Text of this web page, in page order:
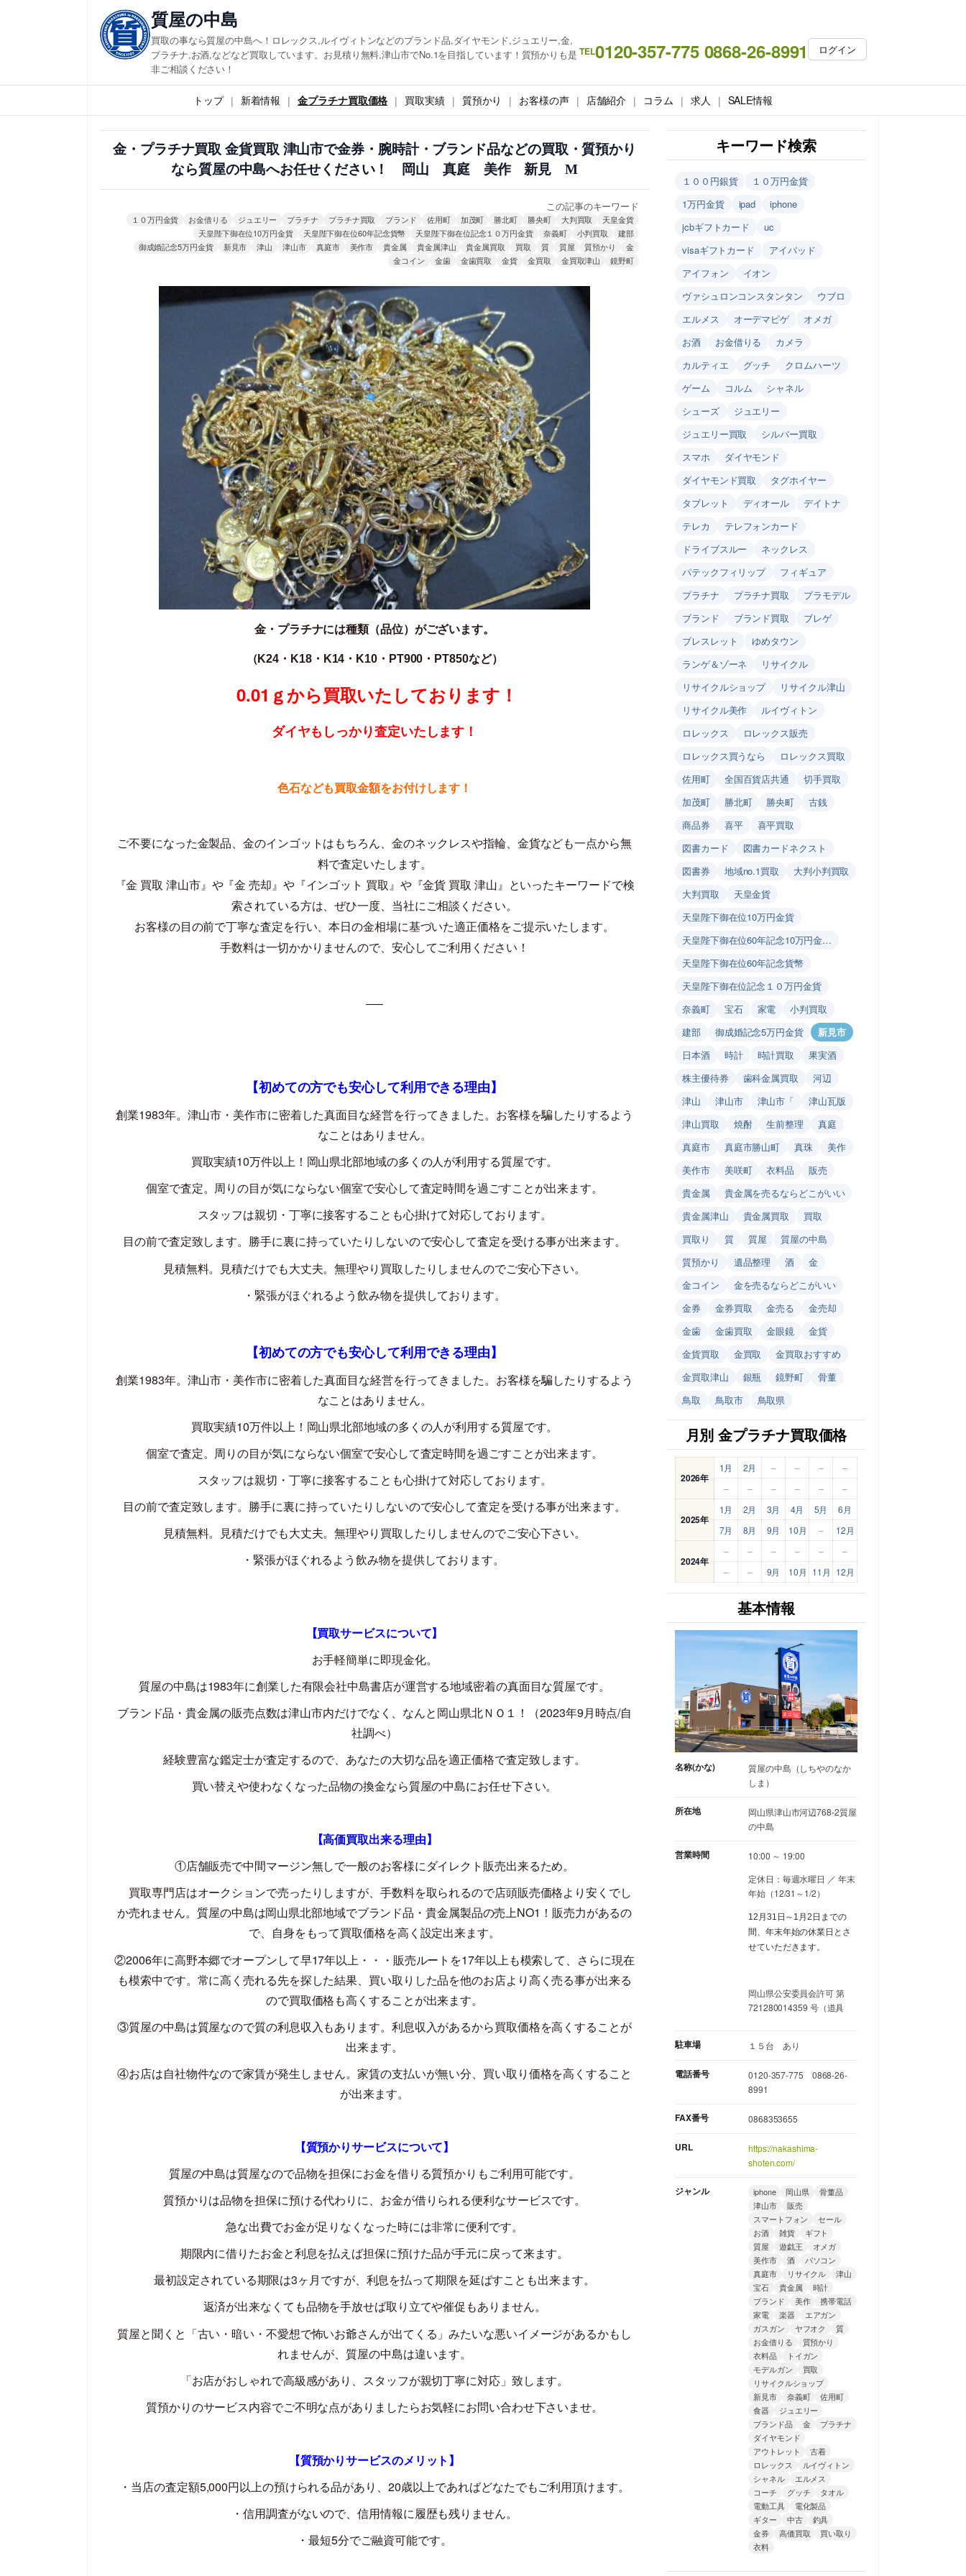
ッ
質屋の中島
買取の事なら質屋の中島へ！ロレックス,ルイヴィトンなどのブランド品,ダイヤモンド,ジュエリー,金,
プラチナ,お酒,などなど買取しています。お見積り無料,津山市でNo.1を目指しています！質預かりも是
非ご相談ください！
TEL0120-357-775 0868-26-8991 ログイン
トップ 新着情報 金プラチナ買取価格 買取実績 質預かり お客様の声 店舗紹介 コラム 求人 SALE情報
金・プラチナ買取 金貨買取 津山市で金券・腕時計・ブランド品などの買取・質預かり
なら質屋の中島へお任せください！ 岡山 真庭 美作 新見 M
この記事のキーワード
１０万円金貨 お金借りる ジュエリー プラチナ プラチナ買取 ブランド 佐用町 加茂町 勝北町 勝央町 大判買取
天皇金貨
天皇陛下御在位10万円金貨
天皇陛下御在位60年記念貨幣 天皇陛下御在位記念１０万円金貨 奈義町 小判買取
建部
御成婚記念5万円金貨
新見市 津山 津山市 真庭市 美作市 貴金属 貴金属津山 貴金属買取 買取 質 質屋 質預かり
金
金コイン
金歯 金歯買取 金貨 金買取 金買取津山 鏡野町
金・プラチナには種類（品位）がございます。
（K24・K18・K14・K10・PT900・PT850など）
0.01ｇから買取いたしております！
ダイヤもしっかり査定いたします！
色石なども買取金額をお付けします！
ご不要になった金製品、金のインゴットはもちろん、金のネックレスや指輪、金貨なども一点から無
料で査定いたします。
『金 買取 津山市』や『金 売却』や『インゴット 買取』や『金貨 買取 津山』といったキーワードで検
索されている方は、ぜひ一度、当社にご相談ください。
お客様の目の前で丁寧な査定を行い、本日の金相場に基づいた適正価格をご提示いたします。
手数料は一切かかりませんので、安心してご利用ください！
—–
【初めての方でも安心して利用できる理由】
創業1983年。津山市・美作市に密着した真面目な経営を行ってきました。お客様を騙したりするよう
なことはありません。
買取実績10万件以上！岡山県北部地域の多くの人が利用する質屋です。
個室で査定。周りの目が気にならない個室で安心して査定時間を過ごすことが出来ます。
スタッフは親切・丁寧に接客することも心掛けて対応しております。
目の前で査定致します。勝手に裏に持っていたりしないので安心して査定を受ける事が出来ます。
見積無料。見積だけでも大丈夫。無理やり買取したりしませんのでご安心下さい。
・緊張がほぐれるよう飲み物を提供しております。
【初めての方でも安心して利用できる理由】
創業1983年。津山市・美作市に密着した真面目な経営を行ってきました。お客様を騙したりするよう
なことはありません。
買取実績10万件以上！岡山県北部地域の多くの人が利用する質屋です。
個室で査定。周りの目が気にならない個室で安心して査定時間を過ごすことが出来ます。
スタッフは親切・丁寧に接客することも心掛けて対応しております。
目の前で査定致します。勝手に裏に持っていたりしないので安心して査定を受ける事が出来ます。
見積無料。見積だけでも大丈夫。無理やり買取したりしませんのでご安心下さい。
・緊張がほぐれるよう飲み物を提供しております。
【買取サービスについて】
お手軽簡単に即現金化。
質屋の中島は1983年に創業した有限会社中島書店が運営する地域密着の真面目な質屋です。
ブランド品・貴金属の販売点数は津山市内だけでなく、なんと岡山県北ＮＯ１！（2023年9月時点/自
社調べ）
経験豊富な鑑定士が査定するので、あなたの大切な品を適正価格で査定致します。
買い替えや使わなくなった品物の換金なら質屋の中島にお任せ下さい。
【高価買取出来る理由】
①店舗販売で中間マージン無しで一般のお客様にダイレクト販売出来るため。
買取専門店はオークションで売ったりしますが、手数料を取られるので店頭販売価格より安くでし
か売れません。質屋の中島は岡山県北部地域でブランド品・貴金属製品の売上NO1 ！販売力があるの
で、自身をもって買取価格を高く設定出来ます。
②2006年に高野本郷でオープンして早17年以上・・・販売ルートを17年以上も模索して、さらに現在
も模索中です。常に高く売れる先を探した結果、買い取りした品を他のお店より高く売る事が出来る
ので買取価格も高くすることが出来ます。
③質屋の中島は質屋なので質の利息収入もあります。利息収入があるから買取価格を高くすることが
出来ます。
④お店は自社物件なので家賃が発生しません。家賃の支払いが無い分、買い取り価格を高くすること
が出来ます。
【質預かりサービスについて】
質屋の中島は質屋なので品物を担保にお金を借りる質預かりもご利用可能です。
質預かりは品物を担保に預ける代わりに、お金が借りられる便利なサービスです。
急な出費でお金が足りなくなった時には非常に便利です。
期限内に借りたお金と利息を払えば担保に預けた品が手元に戻って来ます。
最初設定されている期限は3ヶ月ですが、利息を払って期限を延ばすことも出来ます。
返済が出来なくても品物を手放せば取り立てや催促もありません。
質屋と聞くと「古い・暗い・不愛想で怖いお爺さんが出てくる」みたいな悪いイメージがあるかもし
れませんが、質屋の中島は違います。
「お店がおしゃれで高級感があり、スタッフが親切丁寧に対応」致します。
質預かりのサービス内容でご不明な点がありましたらお気軽にお問い合わせ下さいませ。
【質預かりサービスのメリット】
・当店の査定額5,000円以上の預けられる品があり、 20歳以上であればどなたでもご利用頂けます。
・信用調査がないので、信用情報に履歴も残りません。
・最短5分でご融資可能です。
キーワード検索
１００円銀貨
１０万円金貨
1万円金貨
ipad
iphone
jcbギフトカード
uc
visaギフトカード
アイパッド
アイフォン
イオン
ヴァシュロンコンスタンタン
ウブロ
エルメス
オーデマピゲ
オメガ
お酒
お金借りる
カメラ
カルティエ
グッチ
クロムハーツ
ゲーム
コルム
シャネル
シューズ
ジュエリー
ジュエリー買取
シルバー買取
スマホ
ダイヤモンド
ダイヤモンド買取
タグホイヤー
タブレット
ディオール
デイトナ
テレカ
テレフォンカード
ドライブスルー
ネックレス
パテックフィリップ
フィギュア
プラチナ
プラチナ買取
プラモデル
ブランド
ブランド買取
ブレゲ
ブレスレット
ゆめタウン
ランゲ＆ゾーネ
リサイクル
リサイクルショップ
リサイクル津山
リサイクル美作
ルイヴィトン
ロレックス
ロレックス販売
ロレックス買うなら
ロレックス買取
佐用町
全国百貨店共通
切手買取
加茂町
勝北町 勝央町
古銭
商品券
喜平
喜平買取
図書カード
図書カードネクスト
図書券
地域no.1買取
大判小判買取
大判買取
天皇金貨
天皇陛下御在位10万円金貨
天皇陛下御在位60年記念10万円金…
天皇陛下御在位60年記念貨幣
天皇陛下御在位記念１０万円金貨
奈義町
宝石 家電
小判買取
建部
御成婚記念5万円金貨
新見市
日本酒
時計 時計買取
果実酒
株主優待券
歯科金属買取
河辺
津山
津山市 津山市「
津山瓦版
津山買取
焼酎 生前整理
真庭
真庭市
真庭市勝山町 真珠
美作
美作市
美咲町 衣料品
販売
貴金属
貴金属を売るならどこがいい
貴金属津山
貴金属買取
買取
買取り
質 質屋
質屋の中島
質預かり
遺品整理 酒
金
金コイン
金を売るならどこがいい
金券
金券買取 金売る
金売却
金歯
金歯買取 金眼鏡
金貨
金貨買取
金買取
金買取おすすめ
金買取津山
銀瓶 鏡野町
骨董
鳥取
鳥取市 鳥取県
月別 金プラチナ買取価格
2026年
1月 2月 – – –
–
–
– – – – –
2025年
1月 2月 3月 4月 5月
6月
7月
8月 9月 10月 – 12月
2024年
– – – – –
–
–
– 9月 10月 11月 12月
基本情報
名称(かな)
質屋の中島（しちやのなか
しま）
所在地
岡山県津山市河辺768-2質屋
の中島
営業時間
10:00 ～ 19:00
定休日：毎週水曜日 ／ 年末
年始（12/31～1/2）
12月31日～1月2日までの
間、年末年始の休業日とさ
せていただきます。
岡山県公安委員会許可 第
721280014359 号（道具
駐車場 １５台 あり
電話番号
0120-357-775 0868-26-
8991
FAX番号 0868353655
URL
https://nakashima-
shoten.com/
ジャンル iphone 岡山県
骨董品
津山市
販売
スマートフォン
セール
お酒
雑貨
ギフト
質屋
遊戯王
オメガ
美作市
酒
パソコン
真庭市
リサイクル
津山
宝石
貴金属
時計
ブランド
美作
携帯電話
家電
楽器
エアガン
ガスガン
ヤフオク
質
お金借りる
質預かり
衣料品
トイガン
モデルガン
買取
リサイクルショップ
新見市
奈義町
佐用町
食器
ジュエリー
ブランド品
金
プラチナ
ダイヤモンド
アウトレット
古着
ロレックス
ルイヴィトン
シャネル
エルメス
コーチ
グッチ
タオル
電動工具
電化製品
ギター
中古
釣具
金券
高価買取
買い取り
衣料